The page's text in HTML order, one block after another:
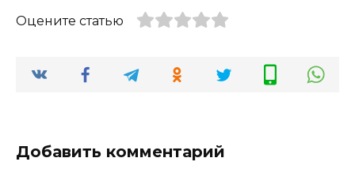
Оцените статью
Добавить комментарий